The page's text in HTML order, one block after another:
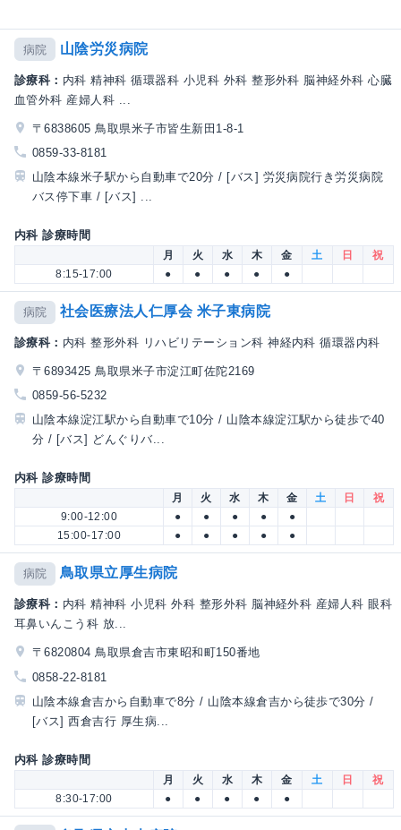
病院 山陰労災病院
診療科： 内科 精神科 循環器科 小児科 外科 整形外科 脳神経外科 心臓
血管外科 産婦人科 ...
〒6838605 鳥取県米子市皆生新田1-8-1
0859-33-8181
山陰本線米子駅から自動車で20分 / [バス] 労災病院行き労災病院
バス停下車 / [バス] ...
内科 診療時間
月 火 水 木 金 土 日
祝
8:15-17:00
● ● ● ● ●
病院 社会医療法人仁厚会 米子東病院
診療科： 内科 整形外科 リハビリテーション科 神経内科 循環器内科
〒6893425 鳥取県米子市淀江町佐陀2169
0859-56-5232
山陰本線淀江駅から自動車で10分 / 山陰本線淀江駅から徒歩で40
分 / [バス] どんぐりバ...
内科 診療時間
月 火 水 木 金 土 日
祝
9:00-12:00
● ● ● ●
●
15:00-17:00
● ● ● ● ●
病院 鳥取県立厚生病院
診療科： 内科 精神科 小児科 外科 整形外科 脳神経外科 産婦人科 眼科
耳鼻いんこう科 放...
〒6820804 鳥取県倉吉市東昭和町150番地
0858-22-8181
山陰本線倉吉から自動車で8分 / 山陰本線倉吉から徒歩で30分 /
[バス] 西倉吉行 厚生病...
内科 診療時間
月 火 水 木 金 土 日
祝
8:30-17:00
● ● ● ● ●